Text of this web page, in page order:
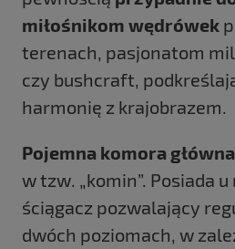
miłośnikom wędrówek
terenach, pasjonatom
czy bushcraft,
harmonię z krajobrazem.
Pojemna komora główna
w tzw. „komin”. Posiada
ściągacz pozwalający
dwóch poziomach, w